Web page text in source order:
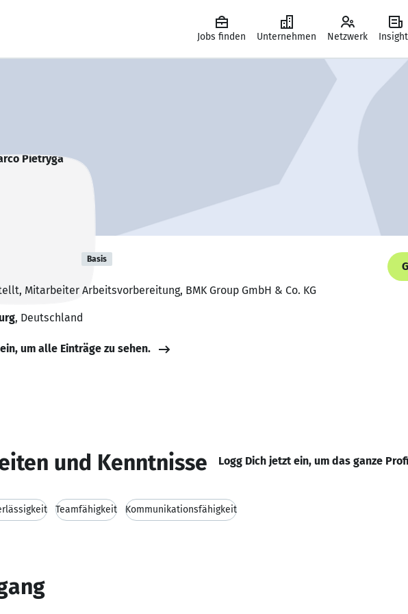
Jobs finden Unternehmen Netzwerk
Basis
Mitarbeiter Arbeitsvorbereitung, BMK Group GmbH & Co. KG
, Deutschland
um alle Einträge zu sehen.
und Kenntnisse Logg Dich jetzt ein, um das ganze
Teamfähigkeit Kommunikationsfähigkeit